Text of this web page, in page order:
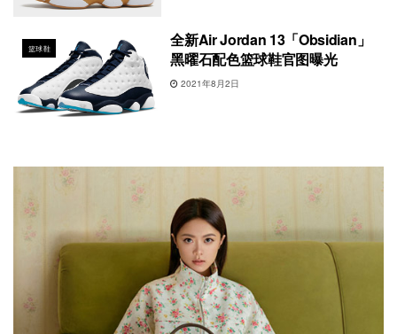
篮球鞋
全新Air Jordan 13「Obsidian」
黑曜石配色篮球鞋官图曝光
2021年8月2日